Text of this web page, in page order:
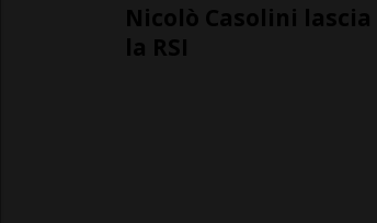
Nicolò Casolini lascia
la RSI